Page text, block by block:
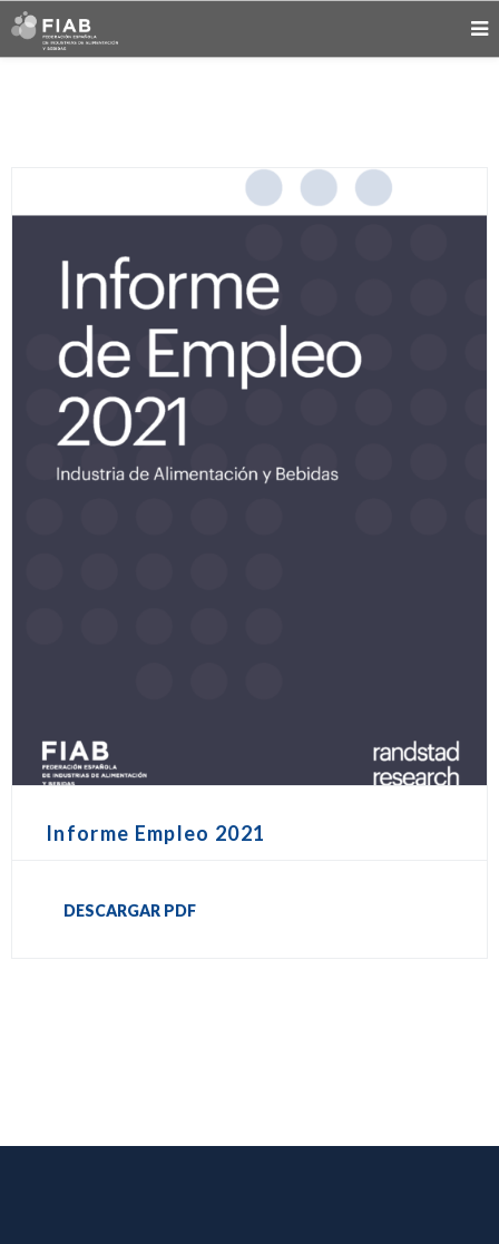
Informe Empleo 2021
DESCARGAR PDF